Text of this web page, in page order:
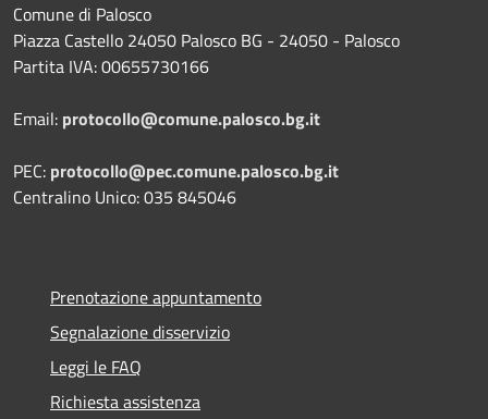
Comune di Palosco
Piazza Castello 24050 Palosco BG - 24050 - Palosco
Partita IVA: 00655730166
Email: protocollo@comune.palosco.bg.it
PEC: protocollo@pec.comune.palosco.bg.it
Centralino Unico: 035 845046
Prenotazione appuntamento
Segnalazione disservizio
Leggi le FAQ
Richiesta assistenza